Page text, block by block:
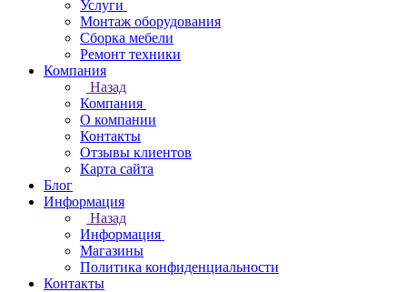
Услуги
Монтаж оборудования
Сборка мебели
Ремонт техники
Компания
Назад
Компания
О компании
Контакты
Отзывы клиентов
Карта сайта
Блог
Информация
Назад
Информация
Магазины
Политика конфиденциальности
Контакты